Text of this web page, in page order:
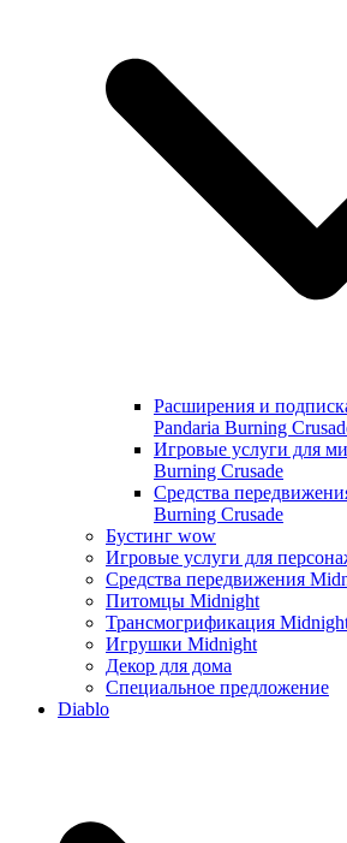
Расширения и
Pandaria Burning
Игровые услуги для
Burning Crusade
Средства
Burning Crusade
Бустинг wow
Игровые услуги для
Средства передвижения
Питомцы Midnight
Трансмогрификация
Игрушки Midnight
Декор для дома
Специальное предложение
Diablo